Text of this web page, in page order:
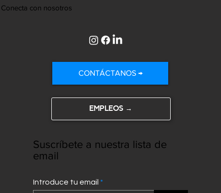
Conecta con nosotros
EMPLEOS →
CONTÁCTANOS →
Suscríbete a nuestra lista de
email
Introduce tu email